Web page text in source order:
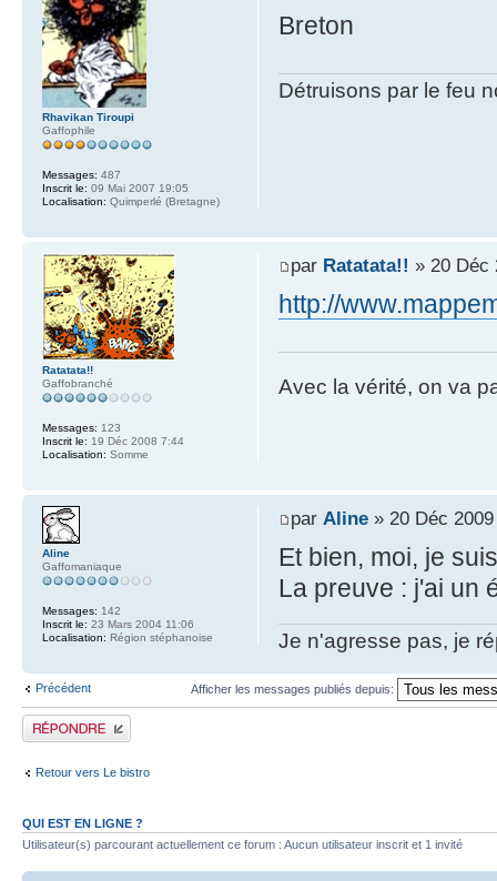
Breton
Détruisons par le feu
Rhavikan Tiroupi
Gaffophile
Messages: 487
Inscrit le: 09 Mai 2007 19:05
Localisation: Quimperlé (Bretagne)
par Ratatata!! » 20 Déc
http://
Avec la vérité, on va
Ratatata!!
Gaffobranché
Messages: 123
Inscrit le: 19 Déc 2008 7:44
Localisation: Somme
par Aline» 20 Déc 2009
Et bien, moi, je
La preuve : j'ai un
Je n'agresse pas, je
Aline
Gaffomaniaque
Messages: 142
Inscrit le: 23 Mars 2004 11:06
Localisation: Région stéphanoise
Précédent Afficher les messages publiés depuis:
Publier une réponse
Retour vers Le bistro
QUI EST EN LIGNE ?
Utilisateur(s) parcourant actuellement ce forum : Aucun utilisateur inscrit et 1 invité